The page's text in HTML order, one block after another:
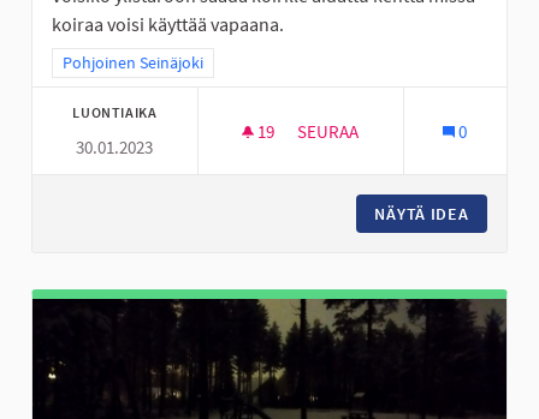
koiraa voisi käyttää vapaana.
Rajaa tulokset teeman mukaan: Pohjoinen Seinäjoki
Pohjoinen Seinäjoki
LUONTIAIKA
30.01.2023
19 19 SEURAAJAA
SEURAA 0
NÄYTÄ IDEA